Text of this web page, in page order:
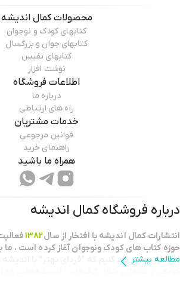
محصولاتکمال اندیشه
کتابهای کودک و نوجوان
کتابهای جوان و بزرگسال
کتابهای نفیس
نوشت افزار
اطلاعات فروشگاه
درباره ما
راه های ارتباطی
خدمات مشتریان
قوانین مرجوعی
راهنمای خرید
همراه ما باشید
درباره فروشگاهکمال اندیشه
انتشارات كمال انديشه با افتخار از سال1382
حوزه كتاب هاي كودك ونوجوان آغاز كرده است ،
اين باور حركت مي كنيم كه "فرداي بهتر" با انديشه
مطالعه بیشتر